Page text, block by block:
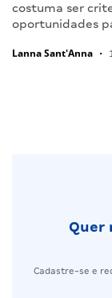
costuma ser
oportunidades
Lanna Sant'Anna •
Quer
Cadastre-se e